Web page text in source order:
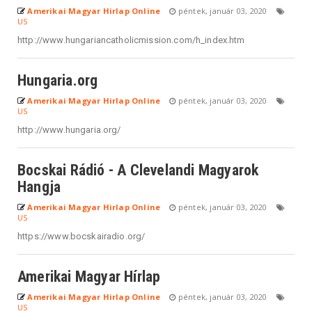
Amerikai Magyar Hirlap Online
péntek, január 03, 2020
US
http://www.hungariancatholicmission.com/h_index.htm
Hungaria.org
Amerikai Magyar Hirlap Online
péntek, január 03, 2020
US
http://www.hungaria.org/
Bocskai Rádió - A Clevelandi Magyarok
Hangja
Amerikai Magyar Hirlap Online
péntek, január 03, 2020
US
https://www.bocskairadio.org/
Amerikai Magyar Hírlap
Amerikai Magyar Hirlap Online
péntek, január 03, 2020
US